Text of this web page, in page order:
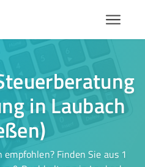
in Laubach
Finden Sie aus 1